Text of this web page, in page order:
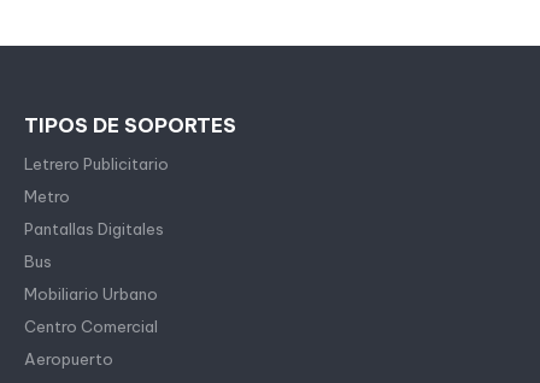
TIPOS DE SOPORTES
Letrero Publicitario
Metro
Pantallas Digitales
Bus
Mobiliario Urbano
Centro Comercial
Aeropuerto